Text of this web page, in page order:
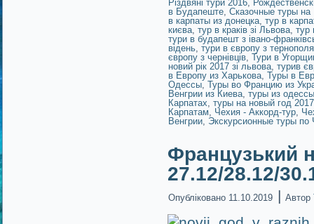
Різдвяні тури 2016,
в Будапеште, Сказочные туры
в карпаты из донецка, тур в
києва, тур в краків зі Львова, тур
тури в будапешт з івано-
відень, тури в європу з тернополя
європу з чернівців, Тури в
новий рік 2017 зі львова, турив
в Европу из Харькова, Туры в
Одессы, Туры во Францию из
Венгрии из Киева, туры из
Карпатах, туры на новый год
Карпатам, Чехия - Аккорд-тур,
Венгрии, Экскурсионные туры по
Французький
27.12/28.12/
Опубліковано 11.10.2019 | Автор